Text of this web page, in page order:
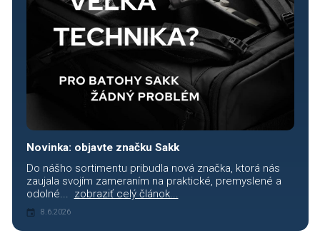
Novinka: objavte značku Sakk
Do nášho sortimentu pribudla nová značka, ktorá nás
zaujala svojím zameraním na praktické, premyslené a
odolné... zobraziť celý článok...
8.6.2026